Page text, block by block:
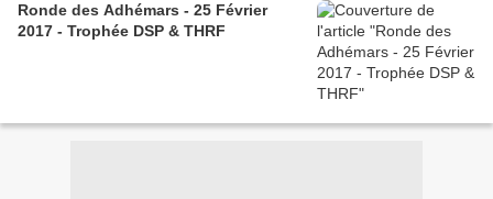
Ronde des Adhémars - 25 Février
2017 - Trophée DSP & THRF